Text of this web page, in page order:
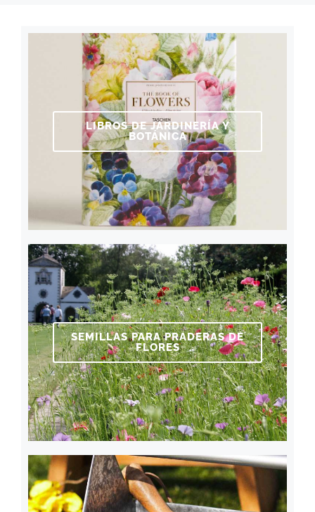
LIBROS DE JARDINERÍA Y
BOTÁNICA
SEMILLAS PARA PRADERAS DE
FLORES